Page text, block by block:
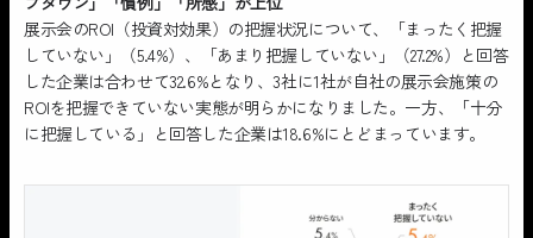
展示会のROI（投資対効果）の把握状況について、「まったく把握
していない」（5.4%）、「あまり把握していない」（27.2%）と回答
した企業は合わせて32.6%となり、3社に1社が自社の展示会施策の
ROIを把握できていない実態が明らかになりました。一方、「十分
に把握している」と回答した企業は18.6%にとどまっています。